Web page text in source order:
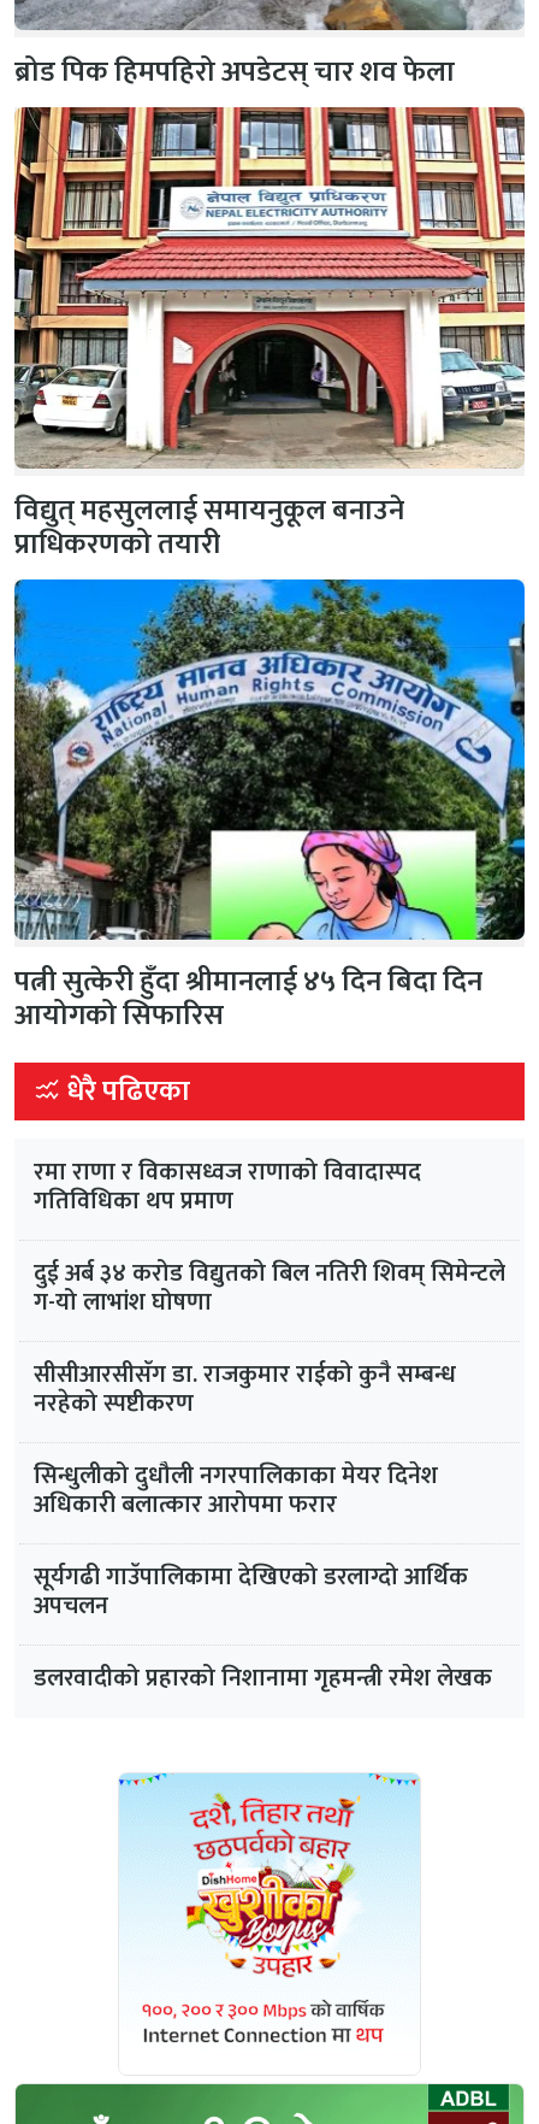
ब्रोड पिक हिमपहिरो अपडेटस् चार शव फेला
विद्युत् महसुललाई समायनुकूल बनाउने
प्राधिकरणको तयारी
पत्नी सुत्केरी हुँदा श्रीमानलाई ४५ दिन बिदा दिन
आयोगको सिफारिस
धेरै पढिएका
रमा राणा र विकासध्वज राणाको विवादास्पद
गतिविधिका थप प्रमाण
दुई अर्ब ३४ करोड विद्युतको बिल नतिरी शिवम् सिमेन्टले
ग-यो लाभांश घोषणा
सीसीआरसीसँग डा. राजकुमार राईको कुनै सम्बन्ध
नरहेको स्पष्टीकरण
सिन्धुलीको दुधौली नगरपालिकाका मेयर दिनेश
अधिकारी बलात्कार आरोपमा फरार
सूर्यगढी गाउँपालिकामा देखिएको डरलाग्दो आर्थिक
अपचलन
डलरवादीको प्रहारको निशानामा गृहमन्त्री रमेश लेखक